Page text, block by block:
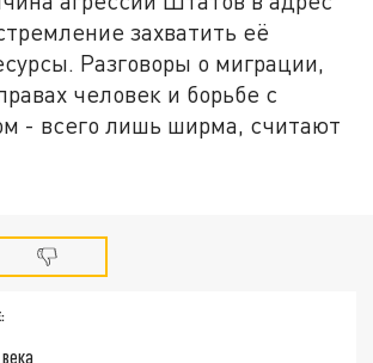
захватить её
Разговоры о миграции,
человек и борьбе с
- всего лишь ширма, считают